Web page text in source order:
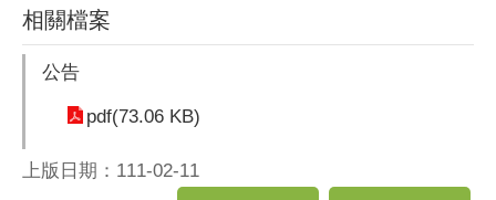
相關檔案
公告
pdf(73.06 KB)
上版日期：111-02-11